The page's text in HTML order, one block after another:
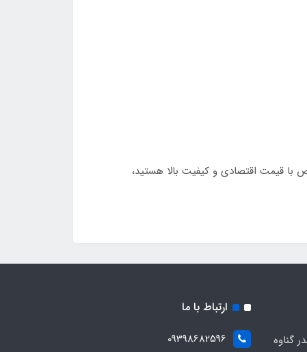
قیمت اقتصادی و کیفیت بالا هستید،
گناوه
ارتباط با ما
09398682596